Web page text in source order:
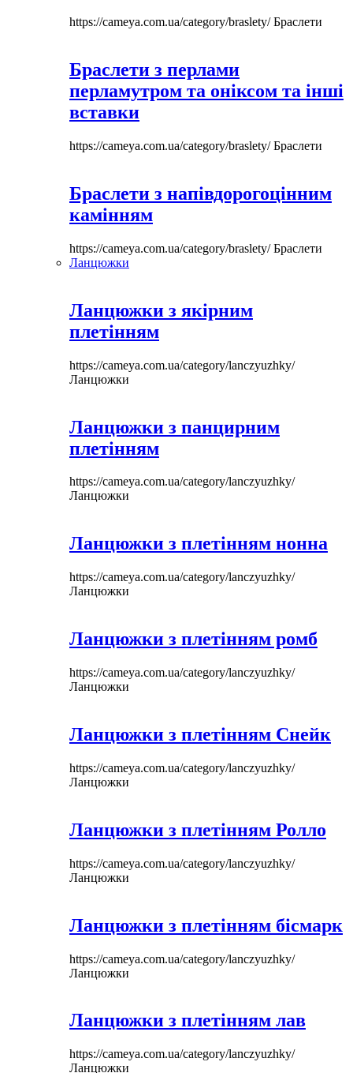
https://cameya.com.ua/category/braslety/Браслети
Браслети з перлами
перламутром та оніксом та інші
вставки
https://cameya.com.ua/category/braslety/Браслети
Браслети з напівдорогоцінним
камінням
https://cameya.com.ua/category/braslety/Браслети
Ланцюжки
Ланцюжки з якірним
плетінням
https://cameya.com.ua/category/lanczyuzhky/
Ланцюжки
Ланцюжки з панцирним
плетінням
https://cameya.com.ua/category/lanczyuzhky/
Ланцюжки
Ланцюжки з плетінням нонна
https://cameya.com.ua/category/lanczyuzhky/
Ланцюжки
Ланцюжки з плетінням ромб
https://cameya.com.ua/category/lanczyuzhky/
Ланцюжки
Ланцюжки з плетінням Снейк
https://cameya.com.ua/category/lanczyuzhky/
Ланцюжки
Ланцюжки з плетінням Ролло
https://cameya.com.ua/category/lanczyuzhky/
Ланцюжки
Ланцюжки з плетінням бісмарк
https://cameya.com.ua/category/lanczyuzhky/
Ланцюжки
Ланцюжки з плетінням лав
https://cameya.com.ua/category/lanczyuzhky/
Ланцюжки